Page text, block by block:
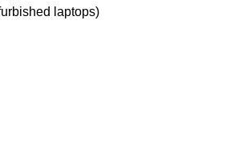
laptops)